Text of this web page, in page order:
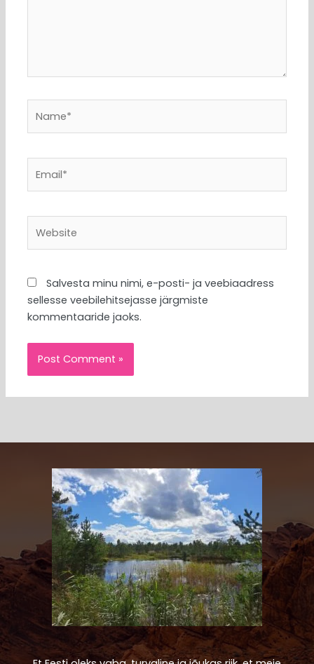
Salvesta minu nimi, e-posti- ja veebiaadress
sellesse veebilehitsejasse järgmiste
kommentaaride jaoks.